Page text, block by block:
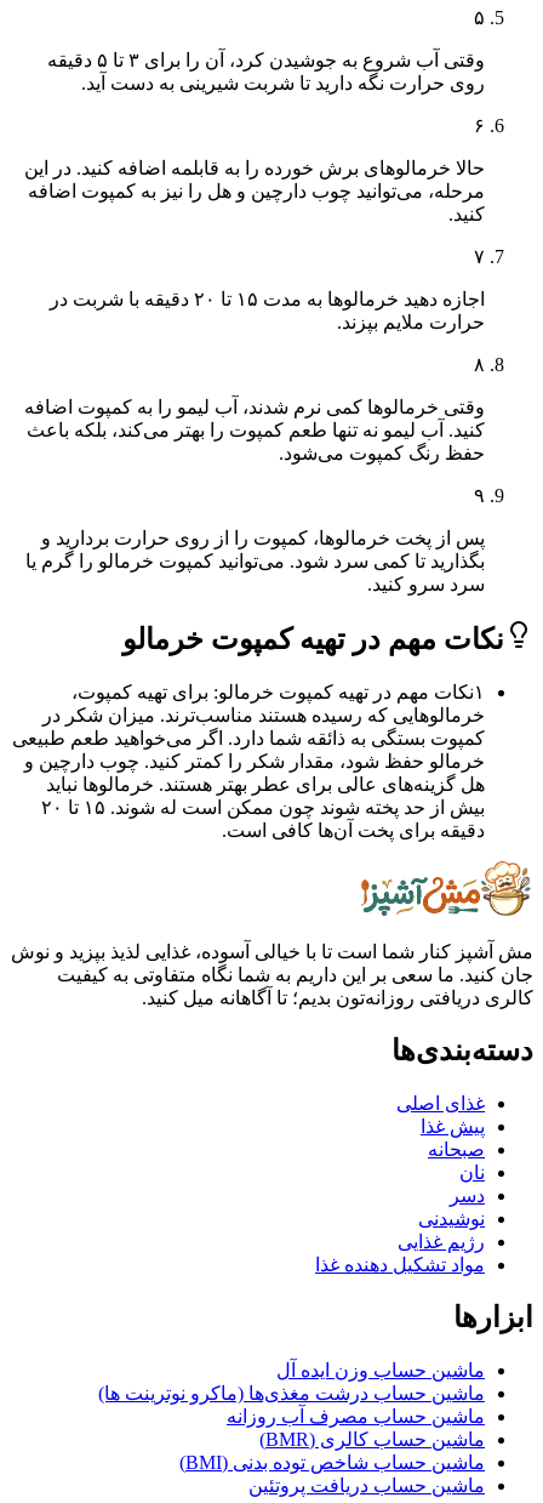
وقتی آب شروع به جوشیدن کرد، آن را برای ۳ تا ۵ دقیقه
روی حرارت نگه دارید تا شربت شیرینی به دست آید.
حالا خرمالوهای برش خورده را به قابلمه اضافه کنید. در این
مرحله، می‌توانید چوب دارچین و هل را نیز به کمپوت اضافه
اجازه دهید خرمالوها به مدت ۱۵ تا ۲۰ دقیقه با شربت در
حرارت ملایم بپزند.
وقتی خرمالوها کمی نرم شدند، آب لیمو را به کمپوت اضافه
کنید. آب لیمو نه تنها طعم کمپوت را بهتر می‌کند، بلکه باعث
حفظ رنگ کمپوت می‌شود.
پس از پخت خرمالوها، کمپوت را از روی حرارت بردارید و
بگذارید تا کمی سرد شود. می‌توانید کمپوت خرمالو را گرم یا
سرد سرو کنید.
مهم در تهیه کمپوت خرمالو
نکات مهم در تهیه کمپوت خرمالو: برای تهیه کمپوت،
خرمالوهایی که رسیده هستند مناسب‌ترند. میزان شکر در
کمپوت بستگی به ذائقه شما دارد. اگر می‌خواهید طعم طبیعی
خرمالو حفظ شود، مقدار شکر را کمتر کنید. چوب دارچین و
هل گزینه‌های عالی برای عطر بهتر هستند. خرمالوها نباید
بیش از حد پخته شوند چون ممکن است له شوند. ۱۵ تا ۲۰
دقیقه برای پخت آن‌ها کافی است.
کنار شما است تا با خیالی آسوده، غذایی لذیذ بپزید و نوش
ما سعی بر این داریم به شما نگاه متفاوتی به کیفیت
روزانه‌تون بدیم؛ تا آگاهانه میل کنید.
غذای اصلی
پیش غذا
صبحانه
نوشیدنی
رژیم غذایی
مواد تشکیل دهنده غذا
ماشین حساب وزن ایده آل
ماشین حساب درشت مغذی‌ها (ماکرو نوترینت ها)
ماشین حساب مصرف آب روزانه
ماشین حساب کالری (BMR)
ماشین حساب شاخص توده بدنی (BMI)
ماشین حساب دریافت پروتئین